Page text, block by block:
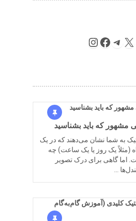
X
Telegram
Facebook
Instagram
مشهور که باید بشناسید
به شما نشان می‌دهند که در یک
(مثلاً یک روز یا یک ساعت) چه
اما گاهی برای درک تصویر
…